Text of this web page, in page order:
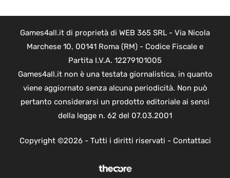
Games4all.it di proprietà di WEB 365 SRL - Via Nicola
Marchese 10, 00141 Roma (RM) - Codice Fiscale e
Partita I.V.A. 12279101005
Games4all.it non è una testata giornalistica, in quanto
viene aggiornato senza alcuna periodicità. Non può
pertanto considerarsi un prodotto editoriale ai sensi
della legge n. 62 del 07.03.2001
Copyright ©2026 - Tutti i diritti riservati - Contattaci